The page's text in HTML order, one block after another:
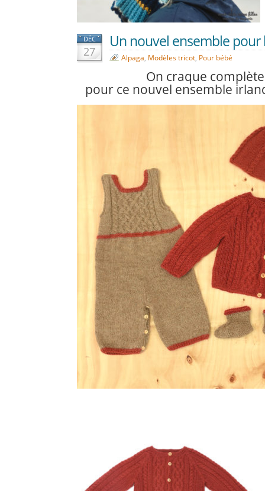
DÉC
27
Un nouvel ensemble pour
Alpaga, Modèles tricot, Pour bébé
On craque
pour ce nouvel ensemble